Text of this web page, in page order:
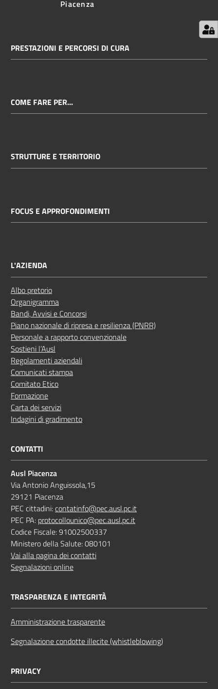
Piacenza
PRESTAZIONI E PERCORSI DI CURA
COME FARE PER...
STRUTTURE E TERRITORIO
FOCUS E APPROFONDIMENTI
L'AZIENDA
Albo pretorio
Organigramma
Bandi, Avvisi e Concorsi
Piano nazionale di ripresa e resilienza (PNRR)
Personale a rapporto convenzionale
Sostieni l’Ausl
Regolamenti aziendali
Comunicati stampa
Comitato Etico
Formazione
Carta dei servizi
Indagini di gradimento
CONTATTI
Ausl Piacenza
Via Antonio Anguissola,15
29121 Piacenza
PEC cittadini:contatinfo@pec.ausl.pc.it
PEC PA: protocollounico@pec.ausl.pc.it
Codice Fiscale: 91002500337
Ministero della Salute: 080101
Vai alla pagina dei contatti
Segnalazioni online
TRASPARENZA E INTEGRITÀ
Amministrazione trasparente
Segnalazione condotte illecite (whistleblowing)
PRIVACY